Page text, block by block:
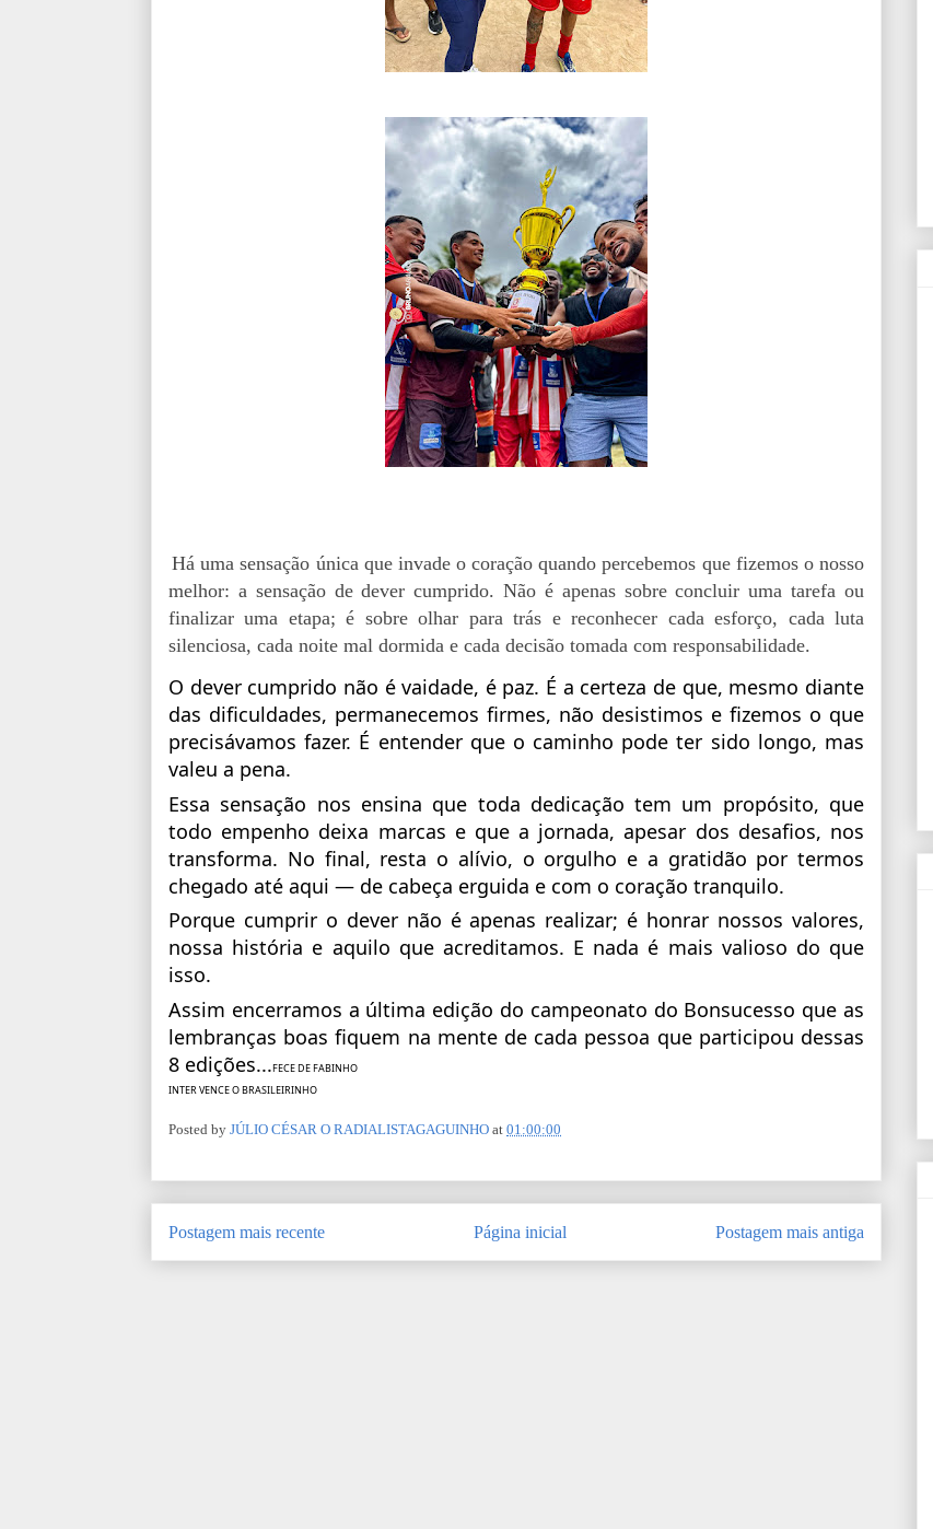
Há uma sensação única que invade o coração quando percebemos que fizemos o nosso
melhor: a sensação de dever cumprido. Não é apenas sobre concluir uma tarefa ou
finalizar uma etapa; é sobre olhar para trás e reconhecer cada esforço, cada luta
silenciosa, cada noite mal dormida e cada decisão tomada com responsabilidade.
O dever cumprido não é vaidade, é paz. É a certeza de que, mesmo diante
das dificuldades, permanecemos firmes, não desistimos e fizemos o que
precisávamosfazer. É entender que o caminho pode ter sido longo, mas
valeu a pena.
Essa sensação nos ensina que toda dedicação tem um propósito, que
todo empenho deixa marcas e que a jornada, apesar dos desafios, nos
transforma. No final, resta o alívio, o orgulho e a gratidão por termos
chegado até aqui — de cabeça erguida e com o coração tranquilo.
Porque cumprir o dever não é apenas realizar; é honrar nossos valores,
nossa história e aquilo que acreditamos. E nada é mais valioso do que
isso.
Assim encerramos a última edição do campeonato do Bonsucesso que as
lembranças boas fiquem na mente de cada pessoa que participou dessas
8 edições...FECE DE FABINHO
INTER VENCE O BRASILEIRINHO
Posted by JÚLIO CÉSAR O RADIALISTAGAGUINHO at 01:00:00
Postagem mais recente Postagem mais antiga
Página inicial